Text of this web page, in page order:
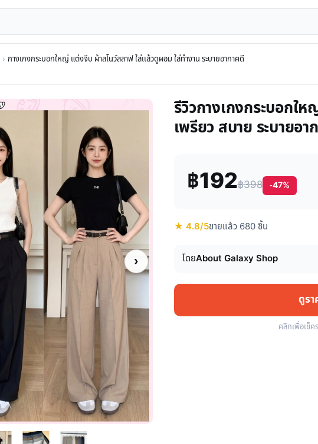
› กางเกงกระบอกใหญ่ แต่งจีบ ผ้าสโนว์สลาฟ ใส่เเล้วดูผอม ใส่ทำงาน ระบายอากาศดี
›
รีวิวกางเกงกระบอกใ
เพรียว สบาย ระบายอ
฿192฿398 -47%
★ 4.8/5ขายแล้ว 680 ชิ้น
โดยAbout Galaxy Shop
ดูร
คลิกเพื่อเช็ค